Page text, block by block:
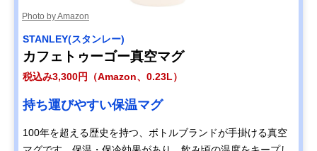
Photo by Amazon
STANLEY(スタンレー)
カフェトゥーゴー真空マグ
税込み3,300円（Amazon、0.23L）
持ち運びやすい保温マグ
100年を超える歴史を持つ、ボトルブランドが手掛ける真空